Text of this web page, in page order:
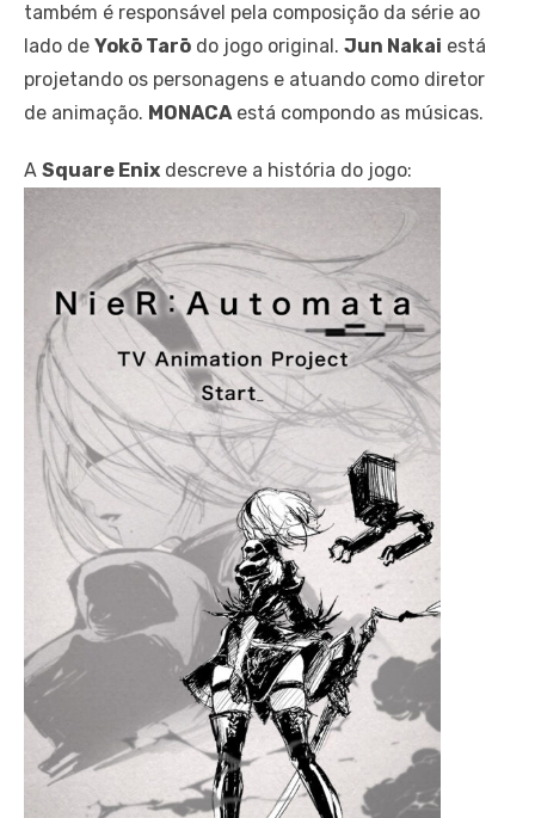
também é responsável pela composição da série ao
lado de Yokō Tarō do jogo original. Jun Nakai está
projetando os personagens e atuando como diretor
de animação. MONACAestá compondo as músicas.
A Square Enix descreve a história do jogo: